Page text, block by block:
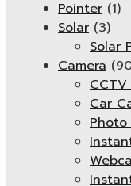
Pointer (1)
Solar (3)
Solar
Camera
Car